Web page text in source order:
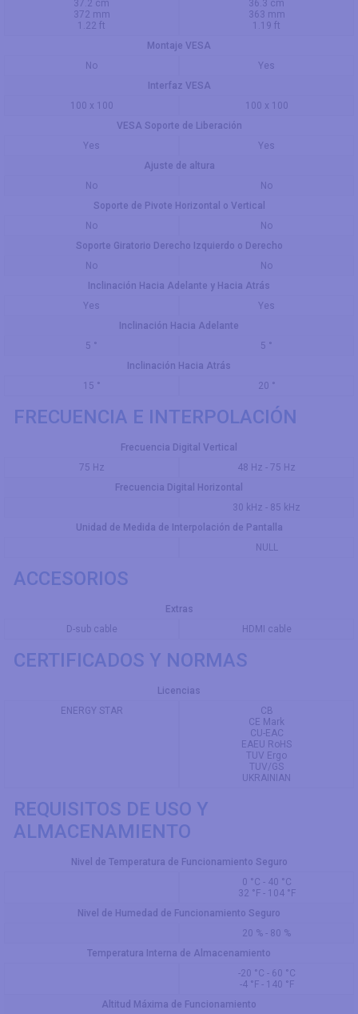
37.2 cm
372 mm
1.22 ft
36.3 cm
363 mm
1.19 ft
Montaje VESA
No
Yes
Interfaz VESA
100 x 100
100 x 100
VESA Soporte de Liberación
Yes
Yes
Ajuste de altura
No
No
Soporte de Pivote Horizontal o Vertical
No
No
Soporte Giratorio Derecho Izquierdo o Derecho
No
No
Inclinación Hacia Adelante y Hacia Atrás
Yes
Yes
Inclinación Hacia Adelante
5 °
5 °
Inclinación Hacia Atrás
15 °
20 °
FRECUENCIA E INTERPOLACIÓN
Frecuencia Digital Vertical
75 Hz
48 Hz - 75 Hz
Frecuencia Digital Horizontal
30 kHz - 85 kHz
Unidad de Medida de Interpolación de Pantalla
NULL
ACCESORIOS
Extras
D-sub cable
HDMI cable
CERTIFICADOS Y NORMAS
Licencias
ENERGY STAR
CB
CE Mark
CU-EAC
EAEU RoHS
TUV Ergo
TUV/GS
UKRAINIAN
REQUISITOS DE USO Y
ALMACENAMIENTO
Nivel de Temperatura de Funcionamiento Seguro
0 °C - 40 °C
32 °F - 104 °F
Nivel de Humedad de Funcionamiento Seguro
20 % - 80 %
Temperatura Interna de Almacenamiento
-20 °C - 60 °C
-4 °F - 140 °F
Altitud Máxima de Funcionamiento